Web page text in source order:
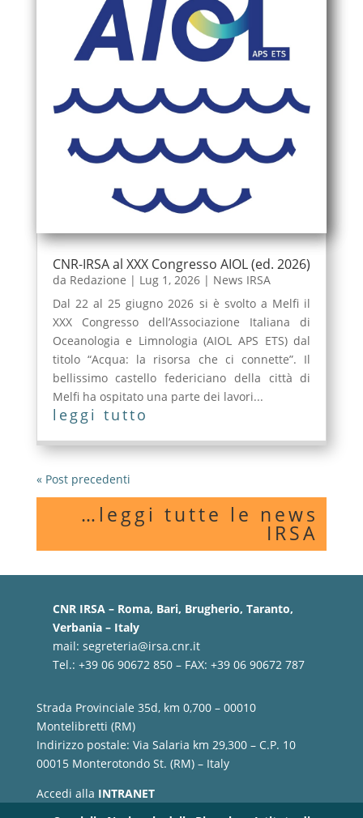
CNR-IRSA al XXX Congresso AIOL (ed. 2026)
da Redazione | Lug 1, 2026| News IRSA
Dal 22 al 25 giugno 2026 si è svolto a Melfi il
XXX Congresso dell’Associazione Italiana di
Oceanologia e Limnologia (AIOL APS ETS) dal
titolo “Acqua: la risorsa che ci connette”. Il
bellissimo castello federiciano della città di
Melfi ha ospitato una parte dei lavori...
leggi tutto
« Post precedenti
…leggi tutte le news
IRSA
CNR IRSA – Roma, Bari, Brugherio, Taranto,
Verbania – Italy
mail: segreteria@irsa.cnr.it
Tel.: +39 06 90672 850 – FAX: +39 06 90672 787
Strada Provinciale 35d, km 0,700 – 00010
Montelibretti (RM)
Indirizzo postale: Via Salaria km 29,300 – C.P. 10
00015 Monterotondo St. (RM) – Italy
Accedi alla INTRANET